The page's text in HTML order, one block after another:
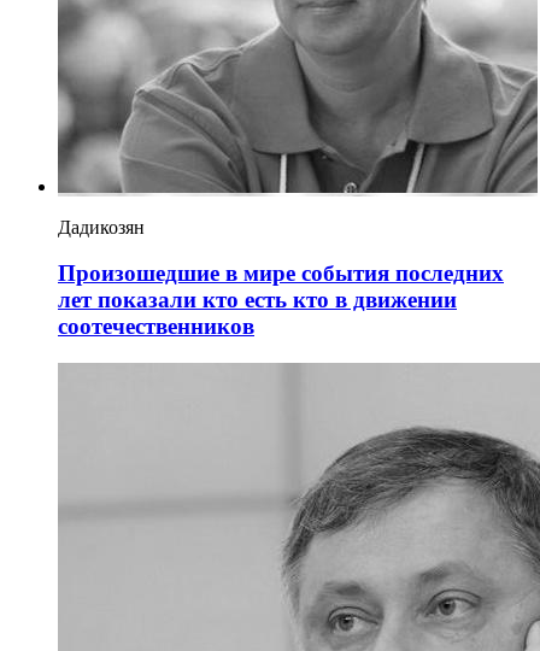
Дадикозян
Произошедшие в мире события последних
лет показали кто есть кто в движении
соотечественников